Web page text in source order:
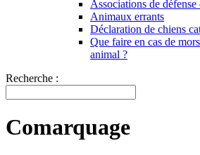
Associations de défense
Animaux errants
Déclaration de chiens
Que faire en cas de
animal ?
Recherche :
Comarquage